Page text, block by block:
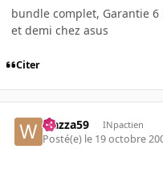
bundle complet, Garantie
et demi chez asus
Citer
wazza59 INpactien
Posté(e) le 19 octobre